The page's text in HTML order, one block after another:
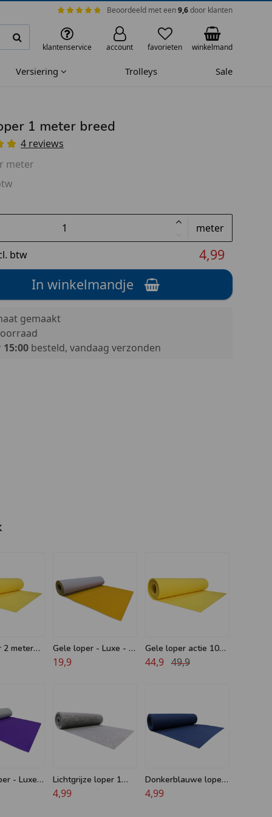
Beoordeeld met een9,6door klanten
klantenservice account favorieten winkelmand
Versiering Trolleys Sale
1 meter breed
4 reviews
meter
meter
btw
4,99
In winkelmandje
gemaakt
15:00besteld, vandaag verzonden
2 meter
Gele loper - Luxe - 2
meter breed
19,9
Gele loper actie 10
meter
44,9 49,9
- Luxe -
Lichtgrijze loper 1
meter breed
4,99
Donkerblauwe loper
1 meter breed
4,99